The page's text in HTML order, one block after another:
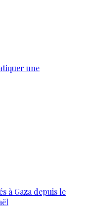
une
à Gaza depuis le